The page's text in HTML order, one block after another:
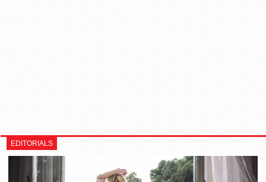
EDITORIALS